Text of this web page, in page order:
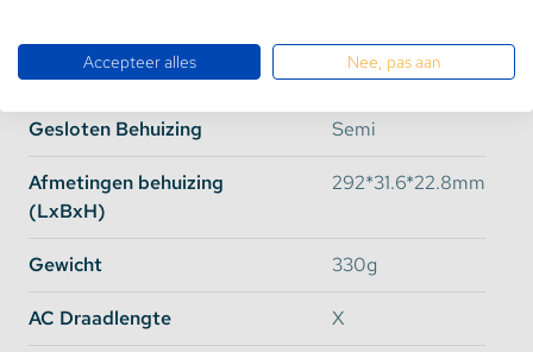
Efficiency 92%
Gesloten Behuizing Semi
Afmetingen behuizing
(LxBxH)
292*31.6*22.8mm
Gewicht 330g
AC Draadlengte X
Accepteer alles Nee, pas aan